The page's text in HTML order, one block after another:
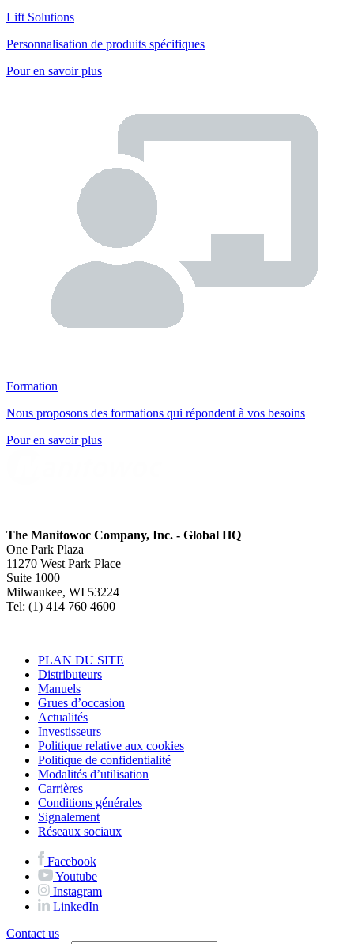
Lift Solutions
Personnalisation de produits spécifiques
Pour en savoir plus
Formation
Nous proposons des formations qui répondent à vos besoins
Pour en savoir plus
The Manitowoc Company, Inc. - Global HQ
One Park Plaza
11270 West Park Place
Suite 1000
Milwaukee, WI 53224
Tel: (1) 414 760 4600
PLAN DU SITE
Distributeurs
Manuels
Grues d’occasion
Actualités
Investisseurs
Politique relative aux cookies
Politique de confidentialité
Modalités d’utilisation
Carrières
Conditions générales
Signalement
Réseaux sociaux
Facebook
Youtube
Instagram
LinkedIn
Contact us